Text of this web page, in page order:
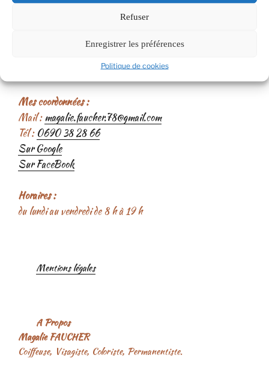
Refuser
Enregistrer les préférences
Politique de cookies
Zones desservies :
Saint François, Sainte-Anne, Le Gosier, Les Abymes, Baie-
Mahaut, Petit-Bourg (La Lézarde, Montebello
Mes coordonnées :
Mail :magalie.faucher.78@gmail.com
Tél : 0690 38 28 66
Sur Google
Sur FaceBook
Horaires :
du lundi au vendredi de 8 h à 19 h
Mentions légales
A Propos
Magalie FAUCHER
Coiffeuse, Visagiste, Coloriste, Permanentiste.